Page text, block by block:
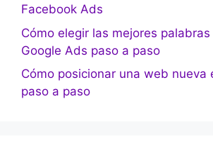
Facebook Ads
Cómo elegir las mejores
Google Ads paso a paso
Cómo posicionar una web nueva
paso a paso